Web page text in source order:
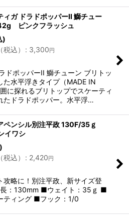
ガ ドラドポッパーII 鰤チュー
ピンクフラッシュ
)
込）
: 3,300 円
ドポッパーII 鰤チューン ブリトッ
た水平浮きタイプ（MADE IN
に探れるブリトップでスケーティ
たドラドポッパー。水平浮…
ンシル別注平政 130F/35ｇ
イワシ
込）
: 2,420 円
攻略に！別注平政、新サイズ登
130mm ■ウェイト：35ｇ ■
ティング ■フック：1/0